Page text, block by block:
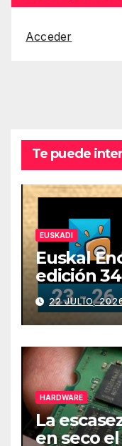
Acceder
Te puede
EUSKADI
Euskal
edición
julio
22 JULIO,
HARDWARE
La
en seco